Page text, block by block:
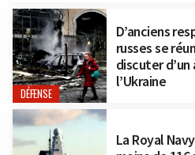
DÉFENSE
D’anciens
russes se
discuter
l’Ukraine
La Royal